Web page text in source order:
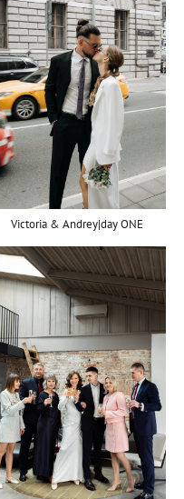
Victoria & Andrey|day ONE